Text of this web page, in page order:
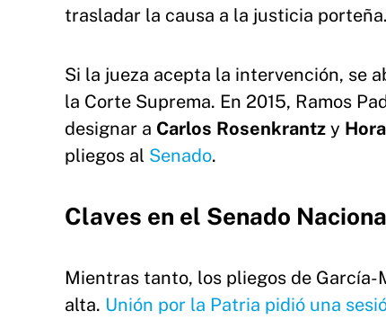
trasladar la causa a la justicia porteña.
Si la jueza acepta la intervención, se
la Corte Suprema. En 2015, Ramos
designar a Carlos Rosenkrantz y
pliegos al Senado.
Claves en el Senado
Mientras tanto, los pliegos de
alta. Unión por la Patria pidió una